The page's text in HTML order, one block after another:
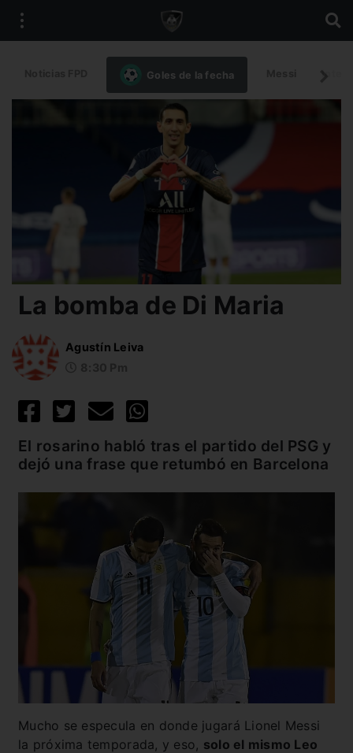
Goles de la fecha
La bomba de Di Maria
Agustín Leiva
El rosarino habló tras el partido del PSG y
dejó una frase que retumbó en Barcelona
Mucho se especula en donde jugará Lionel Messi
la próxima temporada, y eso, solo el mismo Leo